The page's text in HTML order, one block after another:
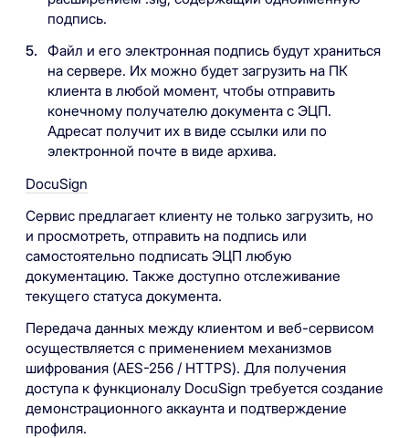
подпись.
Файл и его электронная подпись будут храниться
на сервере. Их можно будет загрузить на ПК
клиента в любой момент, чтобы отправить
конечному получателю документа с ЭЦП.
Адресат получит их в виде ссылки или по
электронной почте в виде архива.
DocuSign
Сервис предлагает клиенту не только загрузить, но
и просмотреть, отправить на подпись или
самостоятельно подписать ЭЦП любую
документацию. Также доступно отслеживание
текущего статуса документа.
Передача данных между клиентом и веб-сервисом
осуществляется с применением механизмов
шифрования (AES-256 / HTTPS). Для получения
доступа к функционалу DocuSign требуется создание
демонстрационного аккаунта и подтверждение
профиля.